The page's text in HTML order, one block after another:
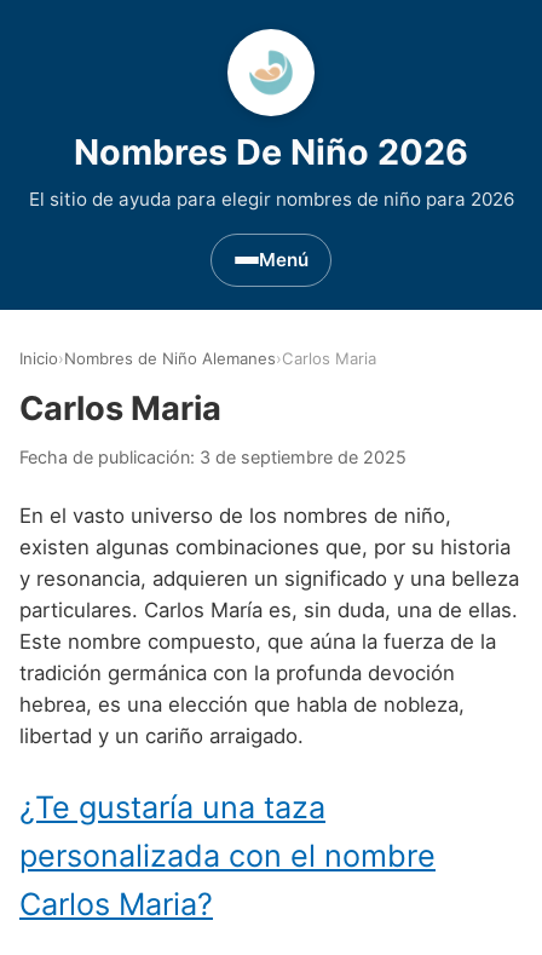
Nombres De Niño 2026
El sitio de ayuda para elegir nombres de niño para 2026
Menú
Nombres de niño que empiezan por D
Nombres de niño que empiezan por E
Nombres de niño que empiezan por F
Nombres de niño que empiezan por G
Nombres de niño que empiezan por H
Nombres de niño que empiezan por J
Nombres de niño que empiezan por K
Nombres de niño que empiezan por L
Nombres de Niño Baleares
Nombres de Niño Canarios
Nombres de Niño Cantabros
Nombres de Niño Castellanos
Nombres de Niño Extremeños
Nombres de Niño Gallegos
Nombres de Niño Madrileños
Nombres de Niño Celtas
Nombres de Niño Egipcios
Nombres de Niño Griegos
Nombres de Niño Mitologicos
Nombres de Niño Romanos
Nombres de Niño Alemanes
Nombres de Niño Americanos
Nombres de Niño Arabes
Nombres de Niño Chinos
Nombres de Niño Franceses
Nombres de Niño Ingleses
Nombres de Niño Italianos
Nombres de Niño Japoneses
Buscar
Inicio›Nombres de Niño Alemanes›Carlos Maria
Carlos Maria
Fecha de publicación: 3 de septiembre de 2025
En el vasto universo de los nombres de niño,
existen algunas combinaciones que, por su historia
y resonancia, adquieren un significado y una belleza
particulares. Carlos María es, sin duda, una de ellas.
Este nombre compuesto, que aúna la fuerza de la
tradición germánica con la profunda devoción
hebrea, es una elección que habla de nobleza,
libertad y un cariño arraigado.
¿Te gustaría una taza
personalizada con el nombre
Carlos Maria?